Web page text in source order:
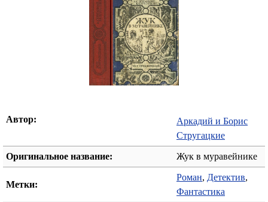
Автор:
Аркадий и Борис
Стругацкие
Оригинальное название: Жук в муравейнике
Метки:
Роман, Детектив,
Фантастика